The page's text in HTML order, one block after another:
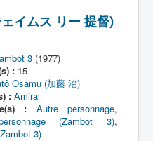
イムス リー 提督)
3(1977)
:15
Osamu (加藤 治)
: Amiral
:
Autre personnage,
(Zambot 3),
3)